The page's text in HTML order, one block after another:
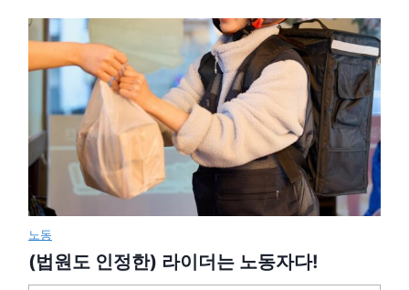
노동
(법원도 인정한) 라이더는 노동자다!